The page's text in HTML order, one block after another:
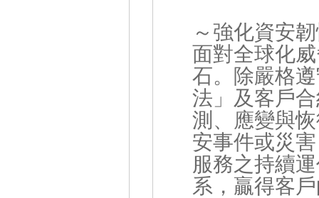
～強化資安
面對全球化
石。除嚴格
法」及客戶
測、應變與
安事件或災
服務之持續
系，贏得客